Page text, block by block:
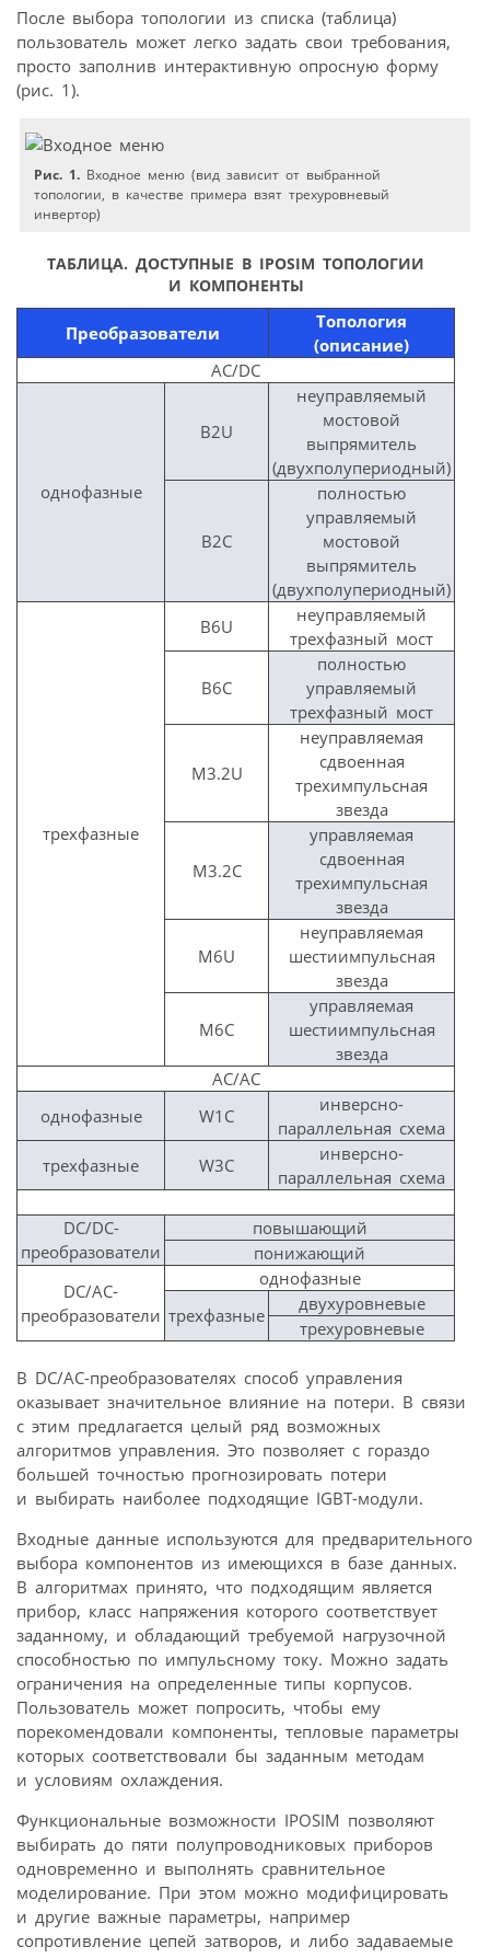
После выбора топологии из списка (таблица)
пользователь может легко задать свои требования,
просто заполнив интерактивную опросную форму
(рис. 1).
Рис. 1. Входное меню (вид зависит от выбранной
топологии, в качестве примера взят трехуровневый
инвертор)
ТАБЛИЦА. ДОСТУПНЫЕ В IPOSIM ТОПОЛОГИИ
И КОМПОНЕНТЫ
Преобразователи
Топология
(описание)
AC/DC
однофазные
B2U
неуправляемый
мостовой
выпрямитель
(двухполупериодный)
B2C
полностью
управляемый
мостовой
выпрямитель
(двухполупериодный)
трехфазные
B6U
неуправляемый
трехфазный мост
B6C
полностью
управляемый
трехфазный мост
M3.2U
неуправляемая
сдвоенная
трехимпульсная
звезда
M3.2C
управляемая
сдвоенная
трехимпульсная
звезда
M6U
неуправляемая
шестиимпульсная
звезда
M6C
управляемая
шестиимпульсная
звезда
AC/AC
однофазные
W1C
инверсно-
параллельная схема
трехфазные
W3C
инверсно-
параллельная схема
DC/DC-
преобразователи
повышающий
понижающий
DC/AC-
преобразователи
однофазные
трехфазные
двухуровневые
трехуровневые
В DC/AC-преобразователях способ управления
оказывает значительное влияние на потери. В связи
с этим предлагается целый ряд возможных
алгоритмов управления. Это позволяет с гораздо
большей точностью прогнозировать потери
и выбирать наиболее подходящие IGBT-модули.
Входные данные используются для предварительного
выбора компонентов из имеющихся в базе данных.
В алгоритмах принято, что подходящим является
прибор, класс напряжения которого соответствует
заданному, и обладающий требуемой нагрузочной
способностью по импульсному току. Можно задать
ограничения на определенные типы корпусов.
Пользователь может попросить, чтобы ему
порекомендовали компоненты, тепловые параметры
которых соответствовали бы заданным методам
и условиям охлаждения.
Функциональные возможности IPOSIM позволяют
выбирать до пяти полупроводниковых приборов
одновременно и выполнять сравнительное
моделирование. При этом можно модифицировать
и другие важные параметры, например
сопротивление цепей затворов, и либо задаваемые